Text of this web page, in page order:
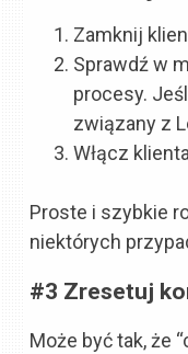
Zamknij
Sprawdź w
procesy.
związany z
Włącz
Proste i szybkie
niektórych
#3 Zresetuj
Może być tak, że